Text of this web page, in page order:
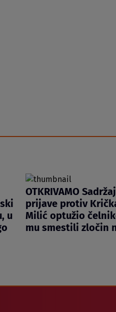
u
OTKRIVAMO
prijave protiv
Milić optužio
mu smestili zločin